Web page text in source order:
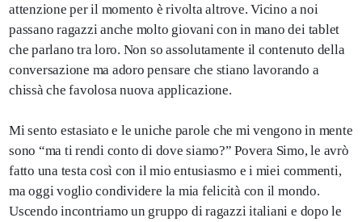
attenzione per il momento è rivolta altrove. Vicino a noi
passano ragazzi anche molto giovani con in mano dei tablet
che parlano tra loro. Non so assolutamente il contenuto della
conversazione ma adoro pensare che stiano lavorando a
chissà che favolosa nuova applicazione.
Mi sento estasiato e le uniche parole che mi vengono in mente
sono “ma ti rendi conto di dove siamo?” Povera Simo, le avrò
fatto una testa così con il mio entusiasmo e i miei commenti,
ma oggi voglio condividere la mia felicità con il mondo.
Uscendo incontriamo un gruppo di ragazzi italiani e dopo le